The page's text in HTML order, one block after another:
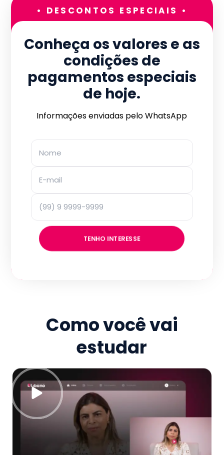
• DESCONTOS ESPECIAIS •
Conheça os valores e as
condições de
pagamentos especiais
de hoje.
Informações enviadas pelo WhatsApp
TENHO INTERESSE
Como você vai
estudar